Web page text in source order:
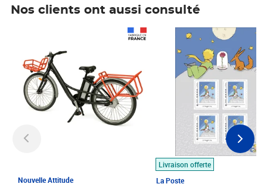
Nos clients ont aussi consulté
Nouvelle Attitude
Livraison offerte
La Poste
Prix 7,50€